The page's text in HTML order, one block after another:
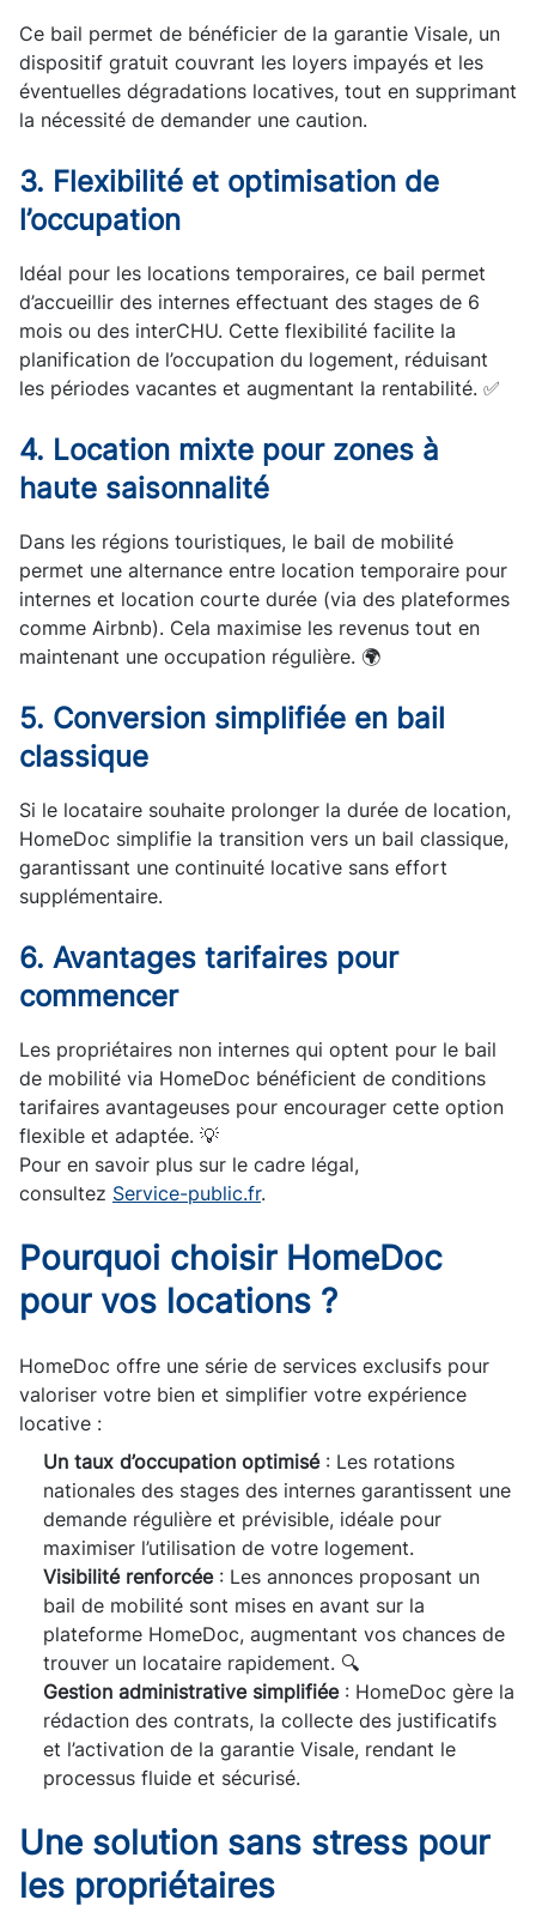
Ce bail permet de bénéficier de la garantie Visale, un
dispositif gratuit couvrant les loyers impayés et les
éventuelles dégradations locatives, tout en supprimant
la nécessité de demander une caution.
3. Flexibilité et optimisation de
l’occupation
Idéal pour les locations temporaires, ce bail permet
d’accueillir des internes effectuant des stages de 6
mois ou des interCHU. Cette flexibilité facilite la
planification de l’occupation du logement, réduisant
les périodes vacantes et augmentant la rentabilité. ✅
4. Location mixte pour zones à
haute saisonnalité
Dans les régions touristiques, le bail de mobilité
permet une alternance entre location temporaire pour
internes et location courte durée (via des plateformes
comme Airbnb). Cela maximise les revenus tout en
maintenant une occupation régulière. 🌍
5. Conversion simplifiée en bail
classique
Si le locataire souhaite prolonger la durée de location,
HomeDoc simplifie la transition vers un bail classique,
garantissant une continuité locative sans effort
supplémentaire.
6. Avantages tarifaires pour
commencer
Les propriétaires non internes qui optent pour le bail
de mobilité via HomeDoc bénéficient de conditions
tarifaires avantageuses pour encourager cette option
flexible et adaptée. 💡
Pour en savoir plus sur le cadre légal,
consultez Service-public.fr.
Pourquoi choisir HomeDoc
pour vos locations ?
HomeDoc offre une série de services exclusifs pour
valoriser votre bien et simplifier votre expérience
locative :
Un taux d’occupation optimisé: Les rotations
nationales des stages des internes garantissent une
demande régulière et prévisible, idéale pour
maximiser l’utilisation de votre logement.
Visibilité renforcée: Les annonces proposant un
bail de mobilité sont mises en avant sur la
plateforme HomeDoc, augmentant vos chances de
trouver un locataire rapidement. 🔍
Gestion administrative simplifiée: HomeDoc gère la
rédaction des contrats, la collecte des justificatifs
et l’activation de la garantie Visale, rendant le
processus fluide et sécurisé.
Une solution sans stress pour
les propriétaires